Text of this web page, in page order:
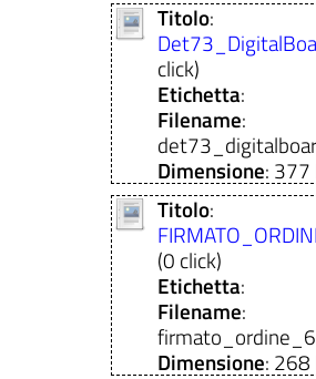
Titolo:
click)
Etichetta:
Filename:
Dimensione: 377
Titolo:
(0 click)
Etichetta:
Filename:
Dimensione: 268